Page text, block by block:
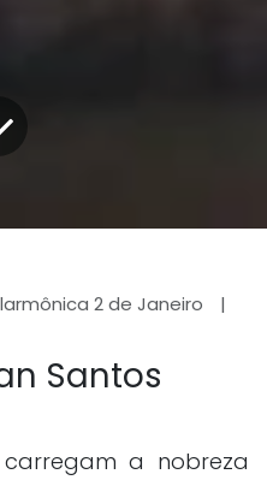
2 de Janeiro
|
Santos
a nobreza